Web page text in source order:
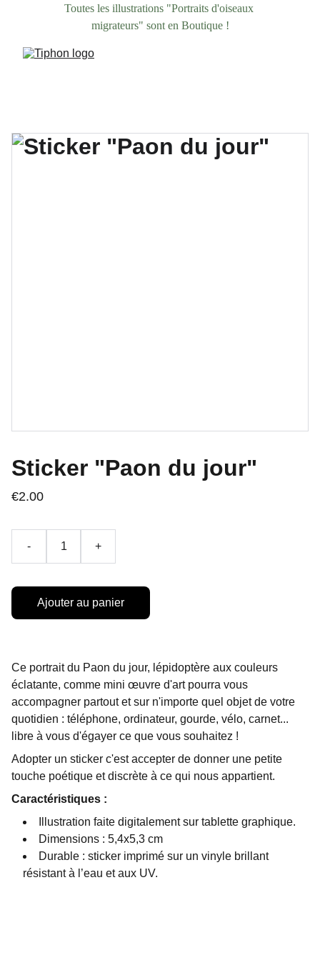
Toutes les illustrations "Portraits d'oiseaux
migrateurs" sont en Boutique !
Sticker "Paon du jour"
€2.00
- +
Ajouter au panier
Ce portrait du Paon du jour, lépidoptère aux couleurs
éclatante, comme mini œuvre d'art pourra vous
accompagner partout et sur n'importe quel objet de votre
quotidien : téléphone, ordinateur, gourde, vélo, carnet...
libre à vous d'égayer ce que vous souhaitez !
Adopter un sticker c'est accepter de donner une petite
touche poétique et discrète à ce qui nous appartient.
Caractéristiques :
Illustration faite digitalement sur tablette graphique.
Dimensions : 5,4x5,3 cm
Durable : sticker imprimé sur un vinyle brillant
résistant à l’eau et aux UV.